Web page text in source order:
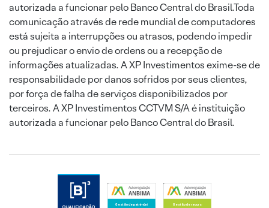
autorizada a funcionar pelo Banco Central do Brasil.Toda
comunicação através de rede mundial de computadores
está sujeita a interrupções ou atrasos, podendo impedir
ou prejudicar o envio de ordens ou a recepção de
informações atualizadas. A XP Investimentos exime-se de
responsabilidade por danos sofridos por seus clientes,
por força de falha de serviços disponibilizados por
terceiros. A XP Investimentos CCTVM S/A é instituição
autorizada a funcionar pelo Banco Central do Brasil.